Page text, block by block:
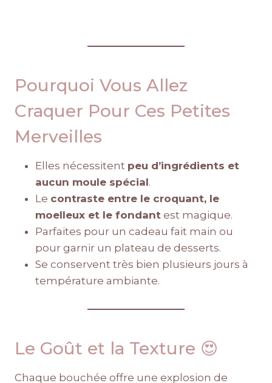
Pourquoi Vous Allez
Craquer Pour Ces Petites
Merveilles
Elles nécessitent peu d’ingrédients et
aucun moule spécial.
Le contraste entre le croquant, le
moelleux et le fondant est magique.
Parfaites pour un cadeau fait main ou
pour garnir un plateau de desserts.
Se conservent très bien plusieurs jours à
température ambiante.
Le Goût et la Texture 😍
Chaque bouchée offre une explosion de